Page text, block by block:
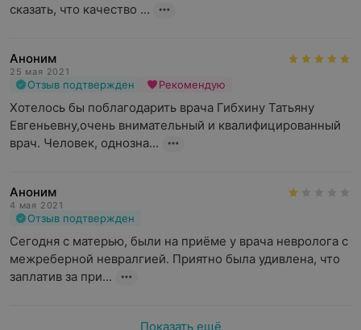
сказать, что качество ...
Аноним
25 мая 2021
Отзыв подтвержден Рекомендую
Хотелось бы поблагодарить врача Гибхину Татьяну
Евгеньевну,очень внимательный и квалифицированный
врач. Человек, однозна...
Аноним
4 мая 2021
Отзыв подтвержден
Сегодня с матерью, были на приёме у врача невролога с
межреберной невралгией. Приятно была удивлена, что
заплатив за при...
Показать ещё